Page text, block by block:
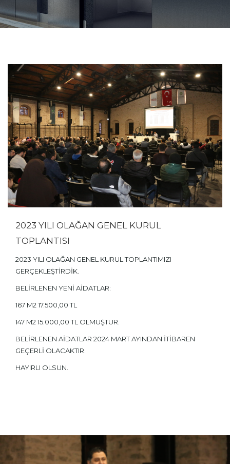
2023 YILI OLAĞAN GENEL KURUL
TOPLANTISI
2023 YILI OLAĞAN GENEL KURUL TOPLANTIMIZI
GERÇEKLEŞTİRDİK.
BELİRLENEN YENİ AİDATLAR:
167 M2 17.500,00 TL
147 M2 15.000,00 TL OLMUŞTUR.
BELİRLENEN AİDATLAR 2024 MART AYINDAN İTİBAREN
GEÇERLİ OLACAKTIR.
HAYIRLI OLSUN.